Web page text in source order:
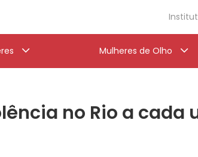
Mulheres de Olho
no Rio a cada